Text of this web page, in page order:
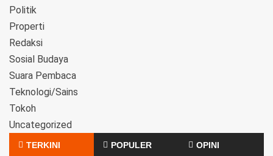
Politik
Properti
Redaksi
Sosial Budaya
Suara Pembaca
Teknologi/Sains
Tokoh
Uncategorized
TERKINI POPULER OPINI